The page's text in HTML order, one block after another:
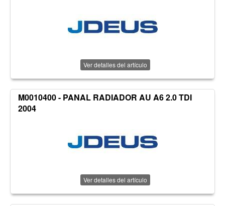
Ver detalles del artículo
M0010400 - PANAL RADIADOR AU A6 2.0 TDI
2004
Ver detalles del artículo